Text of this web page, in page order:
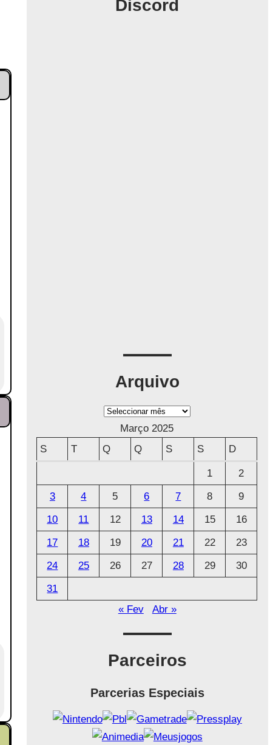
Discord
Arquivo
A
q
Março 2025
S
T Q Q S S D
1
2
3
4 5 6 7 8
9
10
11 12 13 14 15
16
17
18 19 20 21 22
23
24
25 26 27 28 29
30
31
« Fev
Abr »
Parceiros
Parcerias Especiais